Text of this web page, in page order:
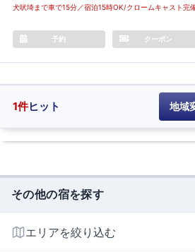
犬吠埼まで車で15分／宿泊15時OK/クロームキャスト完
予約 クーポン
1件ヒット 地域
その他の宿を探す
エリアを絞り込む